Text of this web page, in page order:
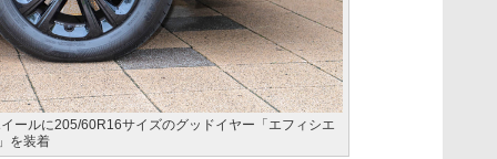
ールに205/60R16サイズのグッドイヤー「エフィシエ
を装着